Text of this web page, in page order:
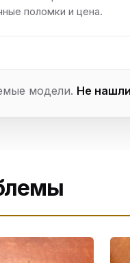
поломки и цена.
модели. Не